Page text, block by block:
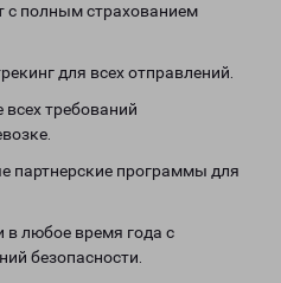
с полным страхованием
для всех отправлений.
требований
партнерские программы для
в любое время года с
безопасности.